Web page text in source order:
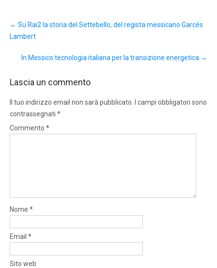
navigation
← Su Rai2 la storia del Settebello, del regista messicano Garcés
Lambert
In Messico tecnologia italiana per la transizione energetica →
Lascia un commento
Il tuo indirizzo email non sarà pubblicato.
I campi obbligatori sono
contrassegnati *
Commento *
Nome *
Email *
Sito web